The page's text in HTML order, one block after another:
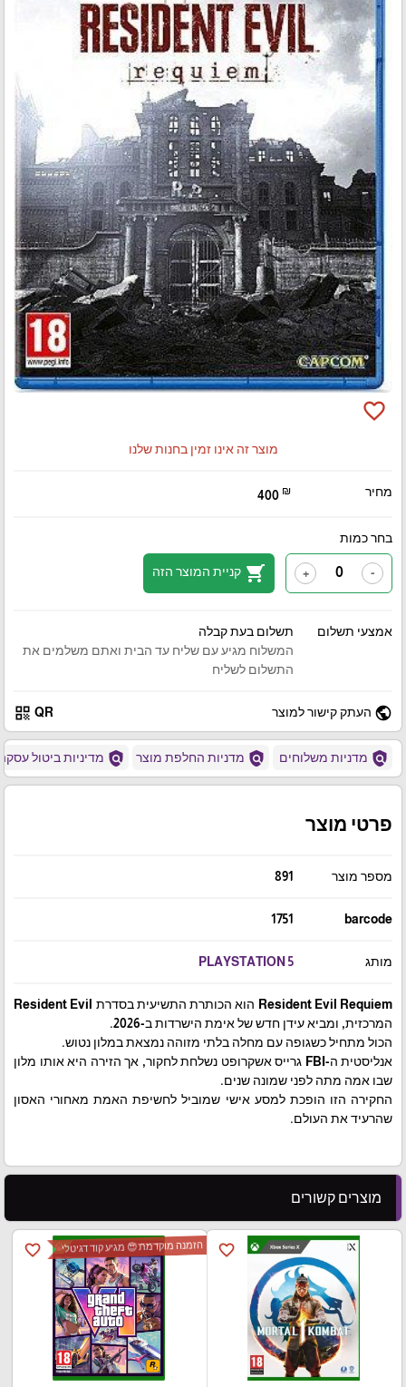
favorite_border
מוצר זה אינו זמין בחנות שלנו
מחיר 400 ₪
בחר כמות
-
+
shopping_cart קניית המוצר הזה
אמצעי תשלום
תשלום בעת קבלה
המשלוח מגיע עם שליח עד הבית ואתם משלמים את
התשלום לשליח
public העתק קישור למוצר QR
qr_code
policy מדניות משלוחים policy מדניות החלפת מוצר policy מדיניות ביטול
פרטי מוצר
מספר מוצר 891
barcode
1751
מותג PLAYSTATION 5
Resident Evil Requiem הוא הכותרת התשיעית בסדרת Resident Evil
המרכזית, ומביא עידן חדש של אימת הישרדות ב-2026.
הכול מתחיל כשגופה עם מחלה בלתי מזוהה נמצאת במלון נטוש.
אנליסטית ה-FBI גרייס אשקרופט נשלחת לחקור, אך הזירה היא אותו מלון
שבו אמה מתה לפני שמונה שנים.
החקירה הזו הופכת למסע אישי שמוביל לחשיפת האמת מאחורי האסון
שהרעיד את העולם.
מוצרים קשורים
favorite_border
favorite_border הזמנה מוקדמת 😍 מגיע קוד דגיטלי